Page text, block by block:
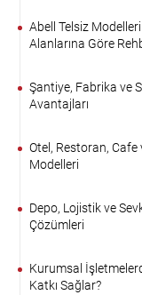
Abell Telsiz
Alanlarına Göre
Şantiye, Fabrika ve
Avantajları
Otel, Restoran, Cafe
Modelleri
Depo, Lojistik ve
Çözümleri
Kurumsal
Katkı Sağlar?